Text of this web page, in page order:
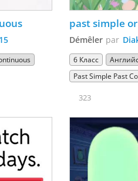
past simple
Démêler par
6 Класс
Past Simple Past
323